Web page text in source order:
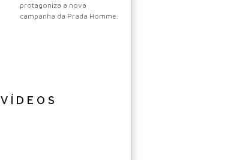
protagoniza a nova
campanha da Prada Homme.
VÍDEOS